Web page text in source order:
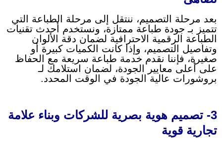
بعد مرحلة التصميم، ننتقل إلى مرحلة الطباعة التي
تتميز بـ جودة طباعة ممتازة، ونستخدم أحدث تقنيات
الطباعة الرقمية الاحترافية لضمان دقة الألوان
وتفاصيل التصميم، وإذا كانت الكميات كبيرة أو
صغيرة، فإننا نقدم خدمة طباعة سريعة مع الحفاظ
على أعلى معايير الجودة، لضمان استلامك لـ
بروشورات عالية الجودة في الوقت المحدد.
3- تصميم هوية بصرية للشركات وبناء علامة
تجارية قوية